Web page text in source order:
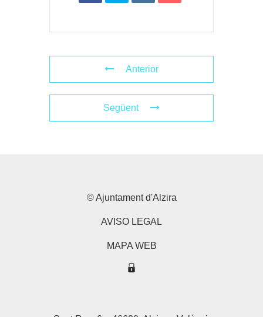
Anterior
Següent
© Ajuntament d'Alzira
AVISO LEGAL
MAPA WEB